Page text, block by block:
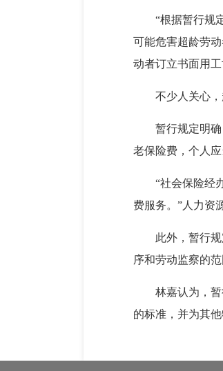
“根据暂行规
可能危害超龄劳
动者订立书面用
不少人关心
暂行规定明
老保险费，个人
“社会保险经
费服务。”人力资
此外，暂行
序和劳动监察的范
林嘉认为，
的标准，并为其